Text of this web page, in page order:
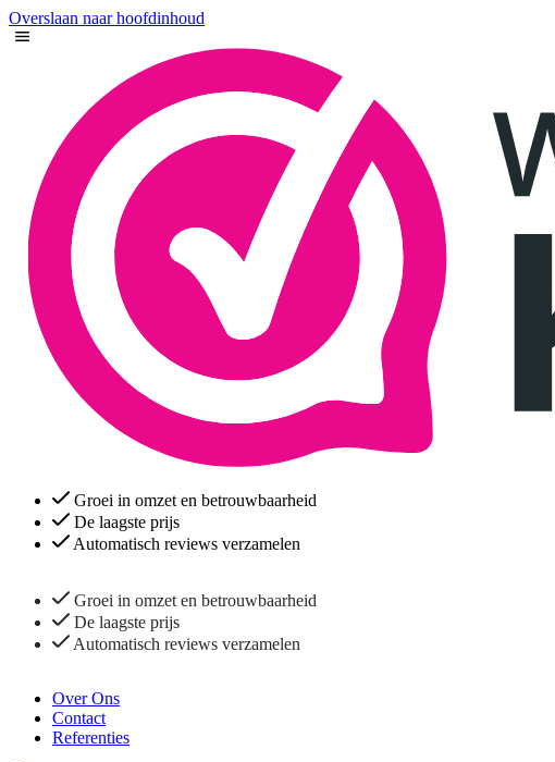
Overslaan naar hoofdinhoud
Groei in omzet en betrouwbaarheid
De laagste prijs
Automatisch reviews verzamelen
Groei in omzet en betrouwbaarheid
De laagste prijs
Automatisch reviews verzamelen
Over Ons
Contact
Referenties